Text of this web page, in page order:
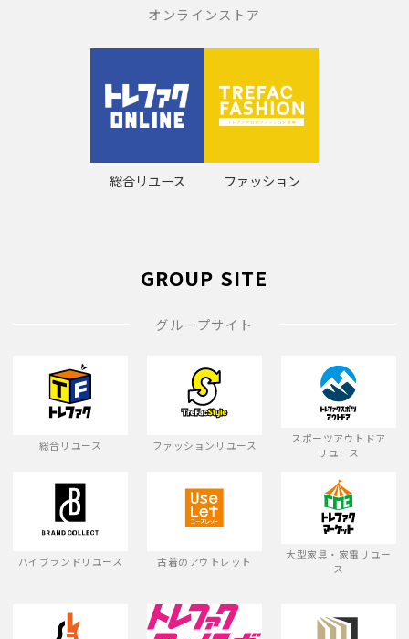
オンラインストア
総合リユース ファッション
GROUP SITE
グループサイト
総合リユース ファッションリユース
スポーツアウトドア
リユース
ハイブランドリユース 古着のアウトレット
大型家具・家電リユー
ス